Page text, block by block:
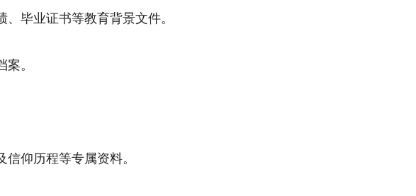
毕业证书等教育背景文件。
。
仰历程等专属资料。